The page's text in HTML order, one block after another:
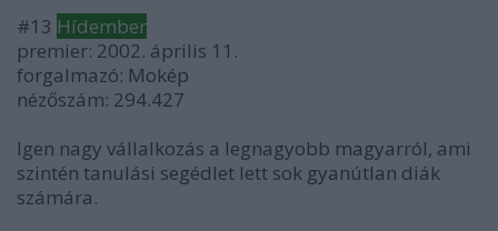
#13 Hídember
premier: 2002. április 11.
forgalmazó: Mokép
nézőszám: 294.427
Igen nagy vállalkozás a legnagyobb magyarról, ami
szintén tanulási segédlet lett sok gyanútlan diák
számára.